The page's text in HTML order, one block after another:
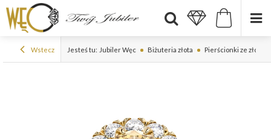
Wstecz Jesteś tu: Jubiler Węc Biżuteria złota Pierścionki ze złota